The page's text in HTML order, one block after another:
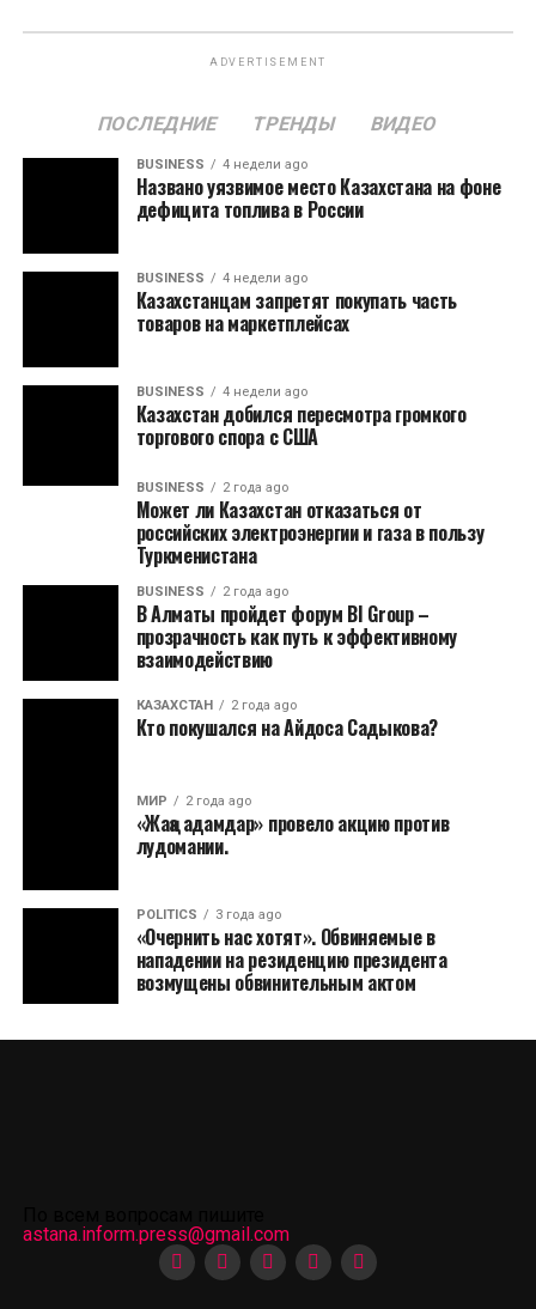
ADVERTISEMENT
ПОСЛЕДНИЕ ТРЕНДЫ ВИДЕО
BUSINESS 4 недели ago
Названо уязвимое место Казахстана на фоне
дефицита топлива в России
BUSINESS 4 недели ago
Казахстанцам запретят покупать часть
товаров на маркетплейсах
BUSINESS 4 недели ago
Казахстан добился пересмотра громкого
торгового спора с США
BUSINESS 2 года ago
Может ли Казахстан отказаться от
российских электроэнергии и газа в пользу
Туркменистана
BUSINESS 2 года ago
В Алматы пройдет форум BI Group –
прозрачность как путь к эффективному
взаимодействию
КАЗАХСТАН 2 года ago
Кто покушался на Айдоса Садыкова?
МИР 2 года ago
«Жаңа адамдар» провело акцию против
лудомании.
POLITICS 3 года ago
«Очернить нас хотят». Обвиняемые в
нападении на резиденцию президента
возмущены обвинительным актом
astana.inform.press@gmail.com